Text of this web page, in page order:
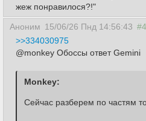
жеж понравилося?!"
Аноним 15/06/26 Пнд 14:56:43
>>334030975
@monkey Обоссы ответ Gemini
Сейчас разберем по частям